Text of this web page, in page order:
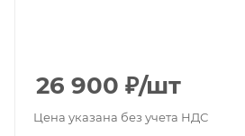
26 900 ₽/шт
Цена указана без учета НДС